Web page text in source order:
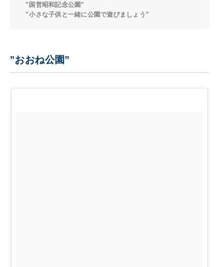
”国営昭和記念公園”
”小さな子供と一緒に公園で遊びましょう”
”おおね公園”